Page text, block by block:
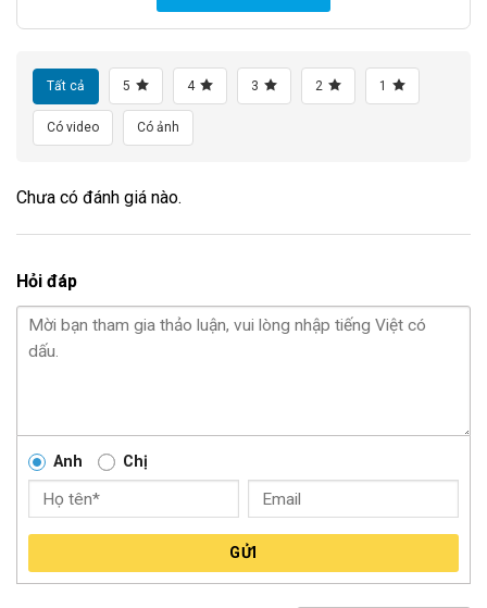
Tất cả 5 4 3 2 1
Có video Có ảnh
Chưa có đánh giá nào.
Hỏi đáp
Anh Chị
GỬI